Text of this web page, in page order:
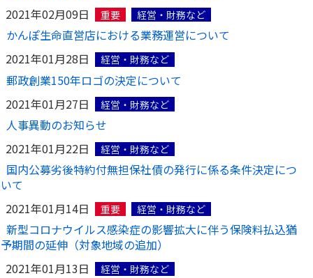
2021年02月09日
重要 経営・財務など
かんぽ生命直営店における業務運営について
2021年01月28日
経営・財務など
郵政創業150年ロゴの決定について
2021年01月27日
経営・財務など
人事異動のお知らせ
2021年01月22日
経営・財務など
国内公募劣後特約付無担保社債の発行に係る条件決定につ
いて
2021年01月14日
重要 経営・財務など
新型コロナウイルス感染症の影響拡大に伴う保険料払込猶
予期間の延伸（対象地域の追加）
2021年01月13日
経営・財務など